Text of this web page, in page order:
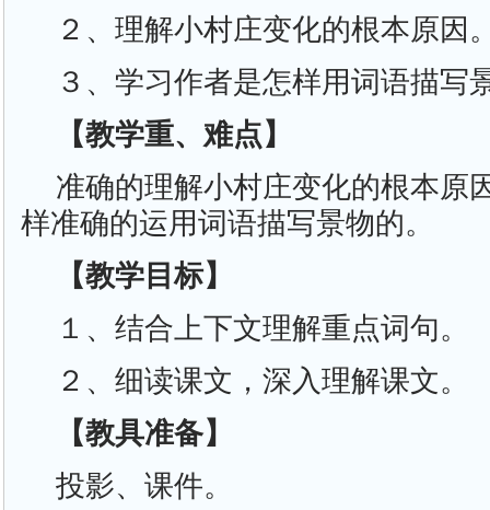
２、理解小村庄变化的根本原因
３、学习作者是怎样用词语描写
【教学重、难点】
准确的理解小村庄变化的根本原
样准确的运用词语描写景物的。
【教学目标】
１、结合上下文理解重点词句。
２、细读课文，深入理解课文。
【教具准备】
投影、课件。